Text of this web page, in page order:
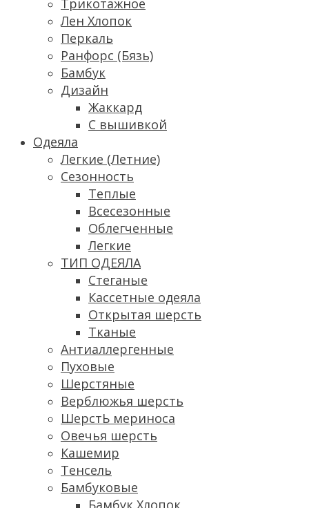
Лен Хлопок
Перкаль
Ранфорс (Бязь)
Бамбук
Дизайн
Жаккард
С вышивкой
Одеяла
Легкие (Летние)
Сезонность
Теплые
Всесезонные
Облегченные
Легкие
ТИП ОДЕЯЛА
Стеганые
Кассетные одеяла
Открытая шерсть
Тканые
Антиаллергенные
Пуховые
Шерстяные
Верблюжья шерсть
ШерстЬ мериноса
Овечья шерсть
Кашемир
Тенсель
Бамбуковые
Бамбук Хлопок